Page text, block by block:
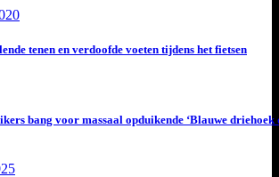
tenen en verdoofde voeten tijdens het fietsen
bang voor massaal opduikende ‘Blauwe driehoek